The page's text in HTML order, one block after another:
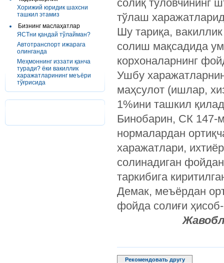
Хорижий юридик шахсни
ташкил этамиз
Бизнинг маслаҳатлар
ЯСТни қандай тўлайман?
Автотранспорт ижарага
олинганда
Меҳмоннинг иззати қанча
туради? ёки вакиллик
харажатларининг меъёри
тўғрисида
солиқ тўловчининг
тўлаш
Шу тариқа,
солиш мақсадида
корхоналарнинг
Ушбу
маҳсулот (ишлар,
1%ини ташкил
Бинобарин, СК 147-
нормалардан
харажатлари,
солинадиган
таркибига
Демак, меъёрдан
фойда солиғи
Рекомендовать другу